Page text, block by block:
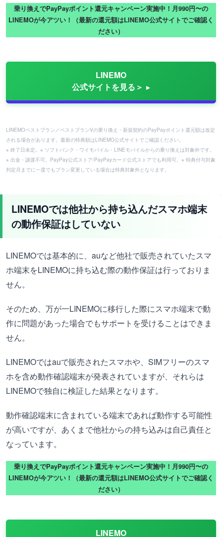
乗り換えでPayPayポイント還元キャンペーン実施中！月990円〜の
LINEMOが今アツい！（最新の還元額はLINEMO公式サイトでご確認く
ださい）
LINEMO
公式サイトを見る＞
LINEMOベストプラン／ベストプランVの乗り換え・新規契約のPayPayポイント還元額は改定
される場合があります。最新の特典額はLINEMO公式サイトでご確認ください。
※ 終了日未定。※ ソフトバンク・ワイモバイル・LINEモバイルからの乗り換えは対象外です。
※ 出金・譲渡不可。PayPay公式ストア/PayPayカード公式ストアでも利用可。※ 特典付与対象
判定月までに一度でもプラン変更している場合は特典対象外となります。
LINEMOでは他社から持ち込んだスマホ端末
の動作保証はしていない
LINEMOでは基本的に、auなど他社で販売されていたスマ
ホ端末をLINEMOに持ち込む際の動作保証は行っておりま
せん。
そのため、万が一LINEMOに移行した際にスマホ端末で動
作に問題があった場合でもサポートを受けることはできま
せん。
LINEMOではauで販売されたスマホや、SIMフリーのスマ
ホを含め動作確認端末が発表されていますが、それらは
LINEMOで独自に検証した結果となります。
動作確認端末に含まれている端末であれば動作する可能性
が高いですが、あくまで他社からの持ち込みは自己責任と
なっています。
乗り換えでPayPayポイント還元キャンペーン実施中！月990円〜の
LINEMOが今アツい！（最新の還元額はLINEMO公式サイトでご確認く
ださい）
LINEMO